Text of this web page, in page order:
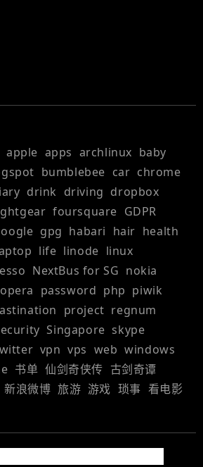
apple apps archlinux baby
bumblebee car chrome
drink driving dropbox
foursquare GDPR
gpg habari hair health
life linode linux
NextBus for SG nokia
opera password php piwik
project regnum
Singapore skype
vpn vps web windows
书单 仙剑奇侠传 古剑奇谭
新浪微博 旅游 游戏 琐事 看电影